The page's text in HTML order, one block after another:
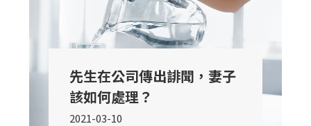
先生在公司傳出誹聞，妻子
該如何處理？
2021-03-10